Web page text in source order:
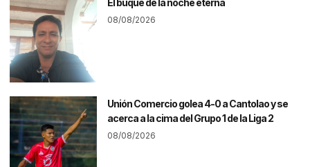
El buque de la noche eterna
08/08/2026
Unión Comercio golea 4-0 a Cantolao y se
acerca a la cima del Grupo 1 de la Liga 2
08/08/2026